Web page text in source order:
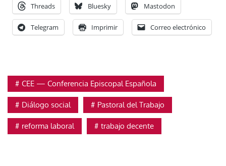
Threads Bluesky Mastodon
Telegram Imprimir Correo electrónico
CEE — Conferencia Episcopal Española
Diálogo social Pastoral del Trabajo
reforma laboral trabajo decente